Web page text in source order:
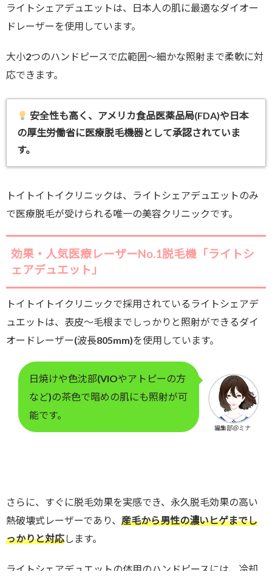
ライトシェアデュエットは、日本人の肌に最適なダイオー
ドレーザーを使用しています。
大小2つのハンドピースで広範囲～細かな照射まで柔軟に対
応できます。
安全性も高く、アメリカ食品医薬品局(FDA)や日本
の厚生労働省に医療脱毛機器として承認されていま
す。
トイトイトイクリニックは、ライトシェアデュエットのみ
で医療脱毛が受けられる唯一の美容クリニックです。
効果・人気医療レーザーNo.1脱毛機「ライトシ
ェアデュエット」
トイトイトイクリニックで採用されているライトシェアデ
ュエットは、表皮～毛根までしっかりと照射ができるダイ
オードレーザー(波長805mm)を使用しています。
日焼けや色沈部(VIOやアトピーの方
など)の茶色で暗めの肌にも照射が可
能です。
編集部＠ミナ
さらに、すぐに脱毛効果を実感でき、永久脱毛効果の高い
熱破壊式レーザーであり、 産毛から男性の濃いヒゲまでし
っかりと対応します。
ライトシェアデュエットの体用のハンドピースには、冷却